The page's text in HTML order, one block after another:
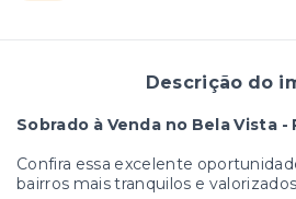
Descrição do
Sobrado à Venda no Bela Vista -
Confira essa excelente
bairros mais tranquilos e